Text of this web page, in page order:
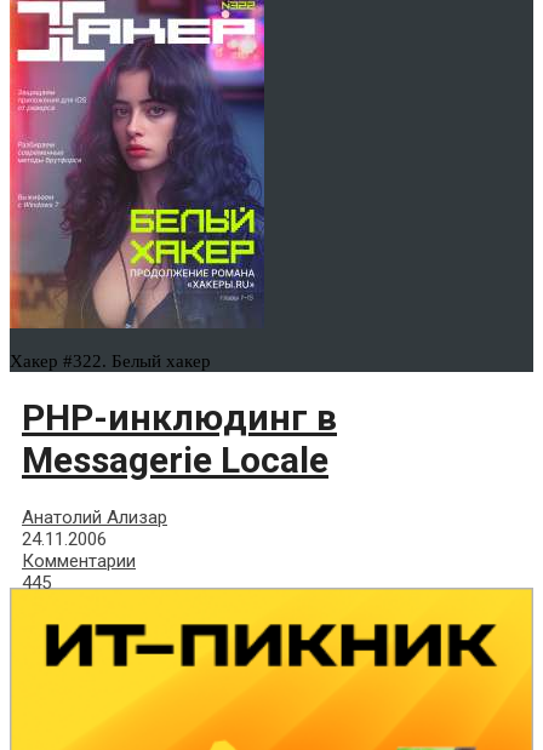
Хакер #322. Белый хакер
PHP-инклюдинг в
Messagerie Locale
Анатолий Ализар
24.11.2006
Комментарии
445